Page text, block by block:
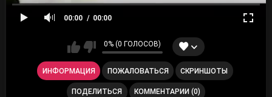
00:00 00:00
0% (0 ГОЛОСОВ)
ИНФОРМАЦИЯ ПОЖАЛОВАТЬСЯ СКРИНШОТЫ
ПОДЕЛИТЬСЯ КОММЕНТАРИИ (0)